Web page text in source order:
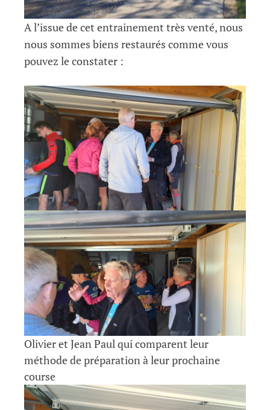
A l’issue de cet entrainement très venté, nous
nous sommes biens restaurés comme vous
pouvez le constater :
Olivier et Jean Paul qui comparent leur
méthode de préparation à leur prochaine
course